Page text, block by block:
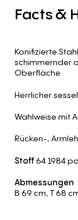
Facts&
Konifizierte
schimmernder
Oberfläche
Herrlicher
Wahlweise mit
Rücken-,
Stoff64 1984
Abmessungen
B 69 cm, T 68